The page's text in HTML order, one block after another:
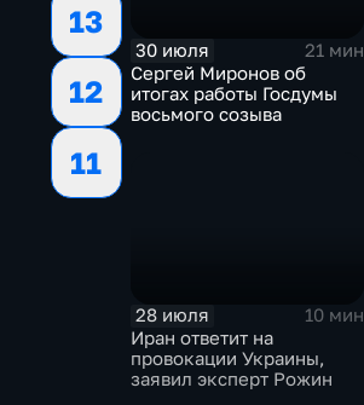
13
12
11
30 июля
21 мин
Сергей Миронов об
итогах работы Госдумы
восьмого созыва
28 июля
10 мин
Иран ответит на
провокации Украины,
заявил эксперт Рожин